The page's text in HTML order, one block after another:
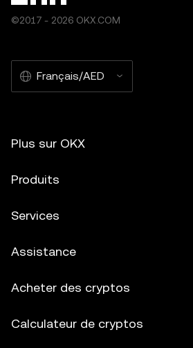
©2017 - 2026 OKX.COM
Français/AED
Plus sur OKX
Produits
Services
Assistance
Acheter des cryptos
Calculateur de cryptos